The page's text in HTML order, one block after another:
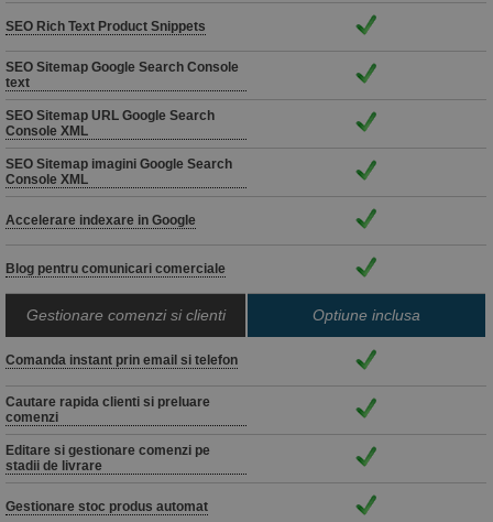
SEO Rich Text Product Snippets
SEO Sitemap Google Search Console
text
SEO Sitemap URL Google Search
Console XML
SEO Sitemap imagini Google Search
Console XML
Accelerare indexare in Google
Blog pentru comunicari comerciale
Gestionare comenzi si clienti Optiune inclusa
Comanda instant prin email si telefon
Cautare rapida clienti si preluare
comenzi
Editare si gestionare comenzi pe
stadii de livrare
Gestionare stoc produs automat